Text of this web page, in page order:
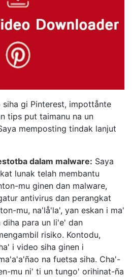
gi Pinterest, impottånte
tips put taimanu na un
memposting tindak lanjut
dalam malware: Saya
lunak telah membantu
mu ginen dan malware,
antivirus dan perangkat
mu, na'lå'la', yan eskan i ma'
diha para un li'e' dan
risiko. Kontodu,
i video siha ginen i
na fuetsa siha. Cha'-
mu ni' ti un tungo' orihinat-ña